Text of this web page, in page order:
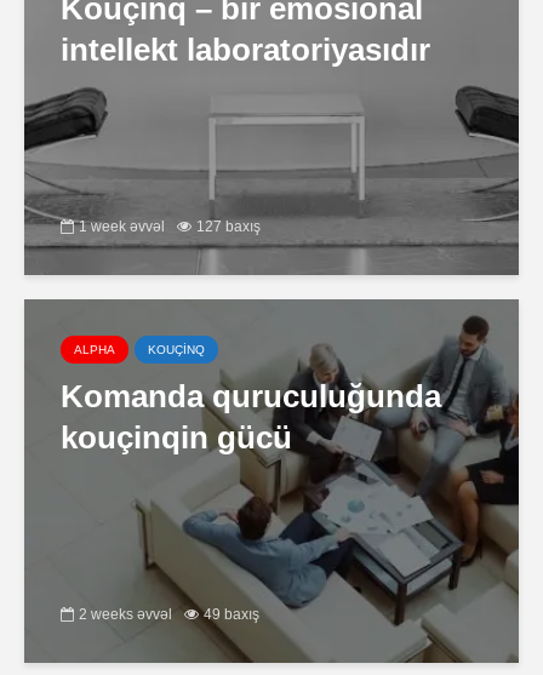
Kouçinq – bir emosional
intellekt laboratoriyasıdır
1 week əvvəl 127 baxış
ALPHA KOUÇİNQ
Komanda quruculuğunda
kouçinqin gücü
2 weeks əvvəl 49 baxış